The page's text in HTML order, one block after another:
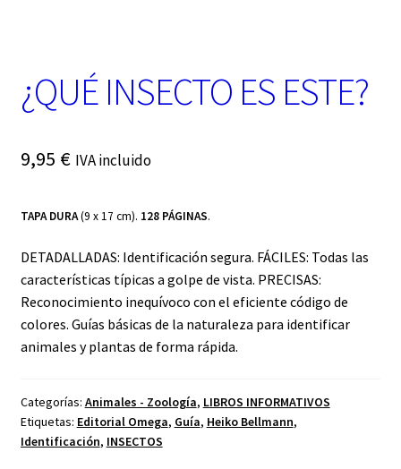
¿QUÉ INSECTO ES ESTE?
9,95 € IVA incluido
TAPA DURA(9 x 17 cm). 128 PÁGINAS.
DETADALLADAS: Identificación segura. FÁCILES: Todas las
características típicas a golpe de vista. PRECISAS:
Reconocimiento inequívoco con el eficiente código de
colores. Guías básicas de la naturaleza para identificar
animales y plantas de forma rápida.
Categorías: Animales - Zoología, LIBROS INFORMATIVOS
Etiquetas: Editorial Omega, Guía, Heiko Bellmann,
Identificación, INSECTOS